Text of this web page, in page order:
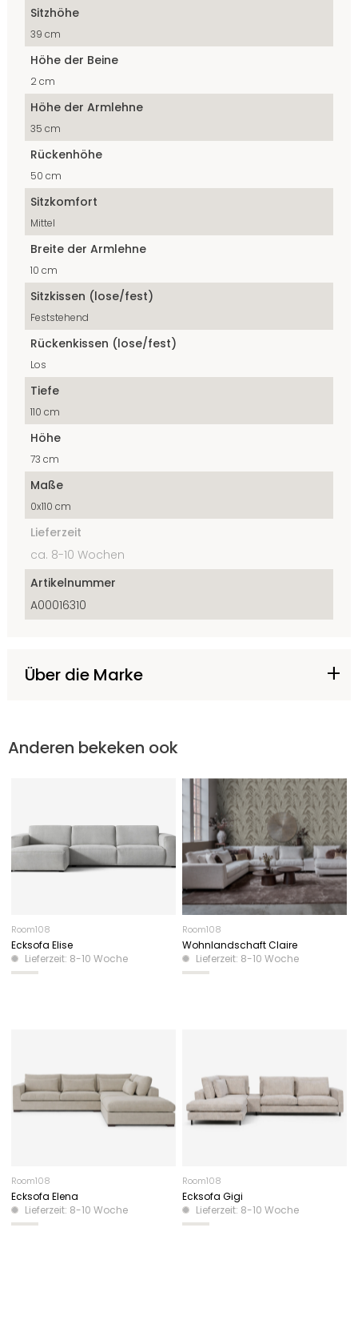
Sitzhöhe
39 cm
Höhe der Beine
2 cm
Höhe der Armlehne
35 cm
Rückenhöhe
50 cm
Sitzkomfort
Mittel
Breite der Armlehne
10 cm
Sitzkissen (lose/fest)
Feststehend
Rückenkissen (lose/fest)
Los
Tiefe
110 cm
Höhe
73 cm
Maße
0x110 cm
Lieferzeit
ca. 8-10 Wochen
Artikelnummer
A00016310
Über die Marke
Anderen bekeken ook
Room108
Ecksofa Elise
Lieferzeit: 8-10 Woche
Room108
Wohnlandschaft Claire
Lieferzeit: 8-10 Woche
Room108
Ecksofa Elena
Lieferzeit: 8-10 Woche
Room108
Ecksofa Gigi
Lieferzeit: 8-10 Woche